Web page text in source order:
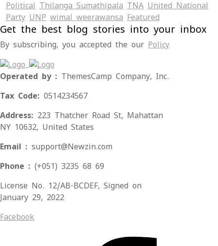
Political Thilanga Sumathipala TNA United National
Party UNP wimal weerawansa ‍Featured
Get the best blog stories into your inbox
By subscribing, you accepted the our Policy
Operated by : ThemesCamp Company, Inc.
Tax Code: 0514234567
Address: 223 Thatcher Road St, Mahattan
NY 10632, United States
Email : support@Newzin.com
Phone : (+051) 3235 68 69
License No. 12/AB-BCDEF, Signed on
January 29, 2022
Facebook